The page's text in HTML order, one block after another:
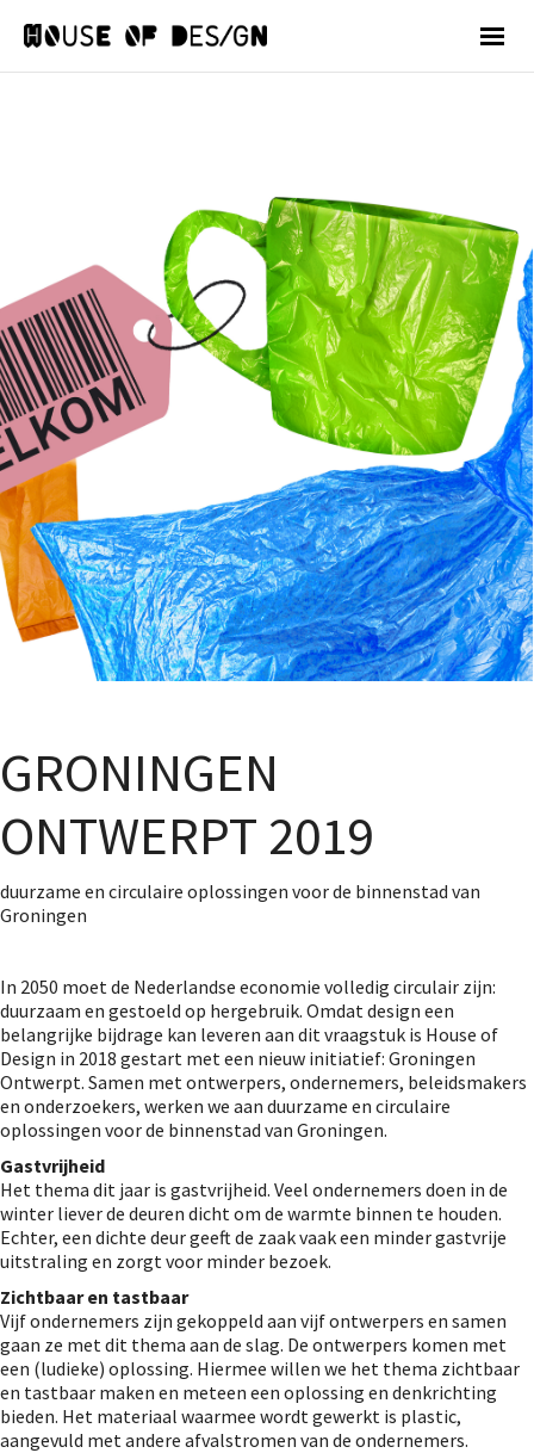
GRONINGEN
ONTWERPT 2019
duurzame en circulaire oplossingen voor de binnenstad van
Groningen
In 2050 moet de Nederlandse economie volledig circulair zijn:
duurzaam en gestoeld op hergebruik. Omdat design een
belangrijke bijdrage kan leveren aan dit vraagstuk is House of
Design in 2018 gestart met een nieuw initiatief: Groningen
Ontwerpt. Samen met ontwerpers, ondernemers, beleidsmakers
en onderzoekers, werken we aan duurzame en circulaire
oplossingen voor de binnenstad van Groningen.
Gastvrijheid
Het thema dit jaar is gastvrijheid. Veel ondernemers doen in de
winter liever de deuren dicht om de warmte binnen te houden.
Echter, een dichte deur geeft de zaak vaak een minder gastvrije
uitstraling en zorgt voor minder bezoek.
Zichtbaar en tastbaar
Vijf ondernemers zijn gekoppeld aan vijf ontwerpers en samen
gaan ze met dit thema aan de slag. De ontwerpers komen met
een (ludieke) oplossing. Hiermee willen we het thema zichtbaar
en tastbaar maken en meteen een oplossing en denkrichting
bieden. Het materiaal waarmee wordt gewerkt is plastic,
aangevuld met andere afvalstromen van de ondernemers.